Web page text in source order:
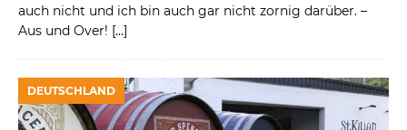
auch nicht und ich bin auch gar nicht zornig darüber. –
Aus und Over! […]
DEUTSCHLAND